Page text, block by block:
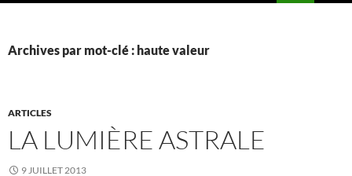
Archives par mot-clé : haute valeur
ARTICLES
LA LUMIÈRE ASTRALE
9 JUILLET 2013